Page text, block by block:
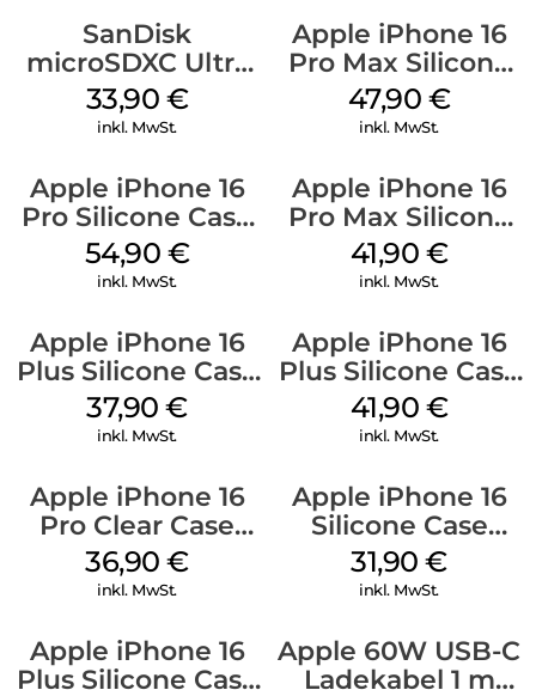
SanDisk
microSDXC Ultra
128 GB + Adapter
Mobile
33,90 €
inkl. MwSt.
Apple iPhone 16
Pro Max Silicone
Case MagSafe
Black
47,90 €
inkl. MwSt.
Apple iPhone 16
Pro Silicone Case
MagSafe Black
54,90 €
inkl. MwSt.
Apple iPhone 16
Pro Max Silicone
Case MagSafe
Ultramarine
41,90 €
inkl. MwSt.
Apple iPhone 16
Plus Silicone Case
MagSafe Lake
Green
37,90€
inkl. MwSt.
Apple iPhone 16
Plus Silicone Case
MagSafe Stone
Gray
41,90 €
inkl. MwSt.
Apple iPhone 16
Pro Clear Case
MagSafe
Transparent
36,90€
inkl. MwSt.
Apple iPhone 16
Silicone Case
MagSafe Fuchsia
31,90€
inkl. MwSt.
Apple iPhone 16
Plus Silicone Case
Apple 60W USB-C
Ladekabel 1 m